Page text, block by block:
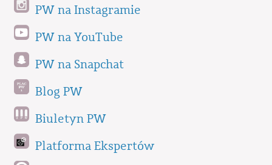
PW na Instagramie
PW na YouTube
PW na Snapchat
Blog PW
Biuletyn PW
Platforma Ekspertów